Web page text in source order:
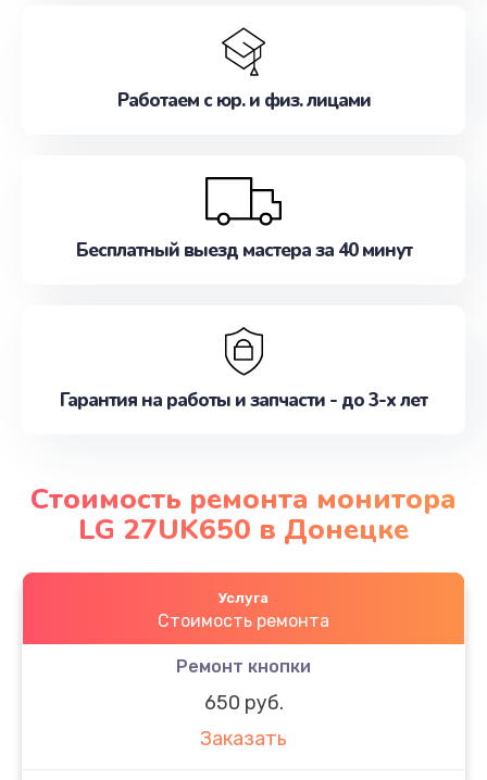
Работаем с юр. и физ. лицами
Бесплатный выезд мастера за 40 минут
Гарантия на работы и запчасти - до 3-х лет
Стоимость ремонта монитора
LG 27UK650 в Донецке
Услуга
Стоимость ремонта
Ремонт кнопки
650 руб.
Заказать